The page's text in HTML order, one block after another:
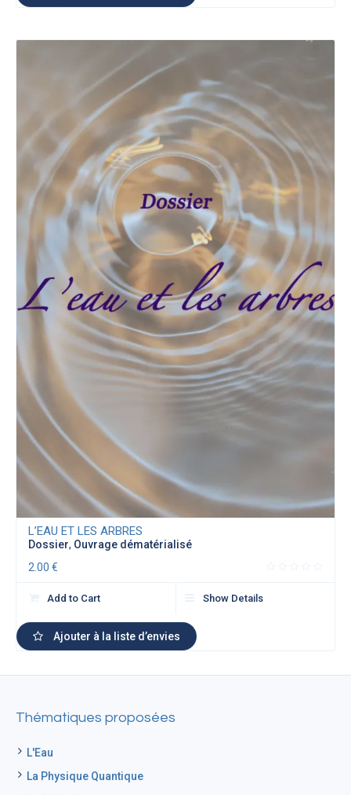
L’EAU ET LES ARBRES
Dossier, Ouvrage dématérialisé
2.00€
Add to Cart Show Details
Ajouter à la liste d’envies
Thématiques proposées
L'Eau
La Physique Quantique